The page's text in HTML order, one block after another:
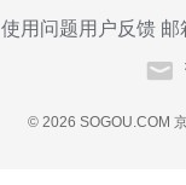
使用问题用户反馈 邮
© 2026 SOGOU.COM